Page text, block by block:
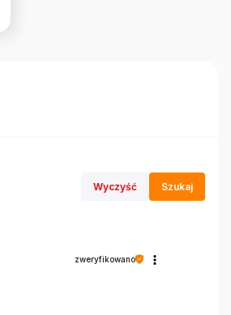
Wyczyść Szukaj
zweryfikowano